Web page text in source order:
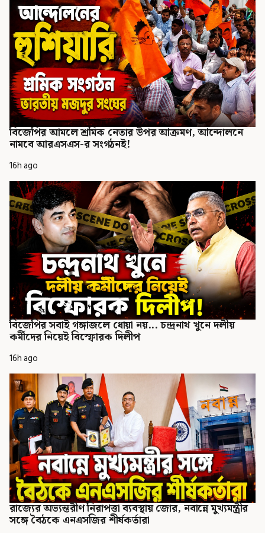
বিজেপির আমলে শ্রমিক নেতার উপর আক্রমণ, আন্দোলনে
নামবে আরএসএস-র সংগঠনই!
16h ago
বিজেপির সবাই গঙ্গাজলে ধোয়া নয়... চন্দ্রনাথ খুনে দলীয়
কর্মীদের নিয়েই বিস্ফোরক দিলীপ
16h ago
রাজ্যের অভ্যন্তরীণ নিরাপত্তা ব্যবস্থায় জোর, নবান্নে মুখ্যমন্ত্রীর
সঙ্গে বৈঠকে এনএসজির শীর্ষকর্তারা